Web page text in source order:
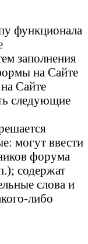
функционала
заполнения
на Сайте
Сайте
следующие
могут ввести
форума
содержат
слова и
либо